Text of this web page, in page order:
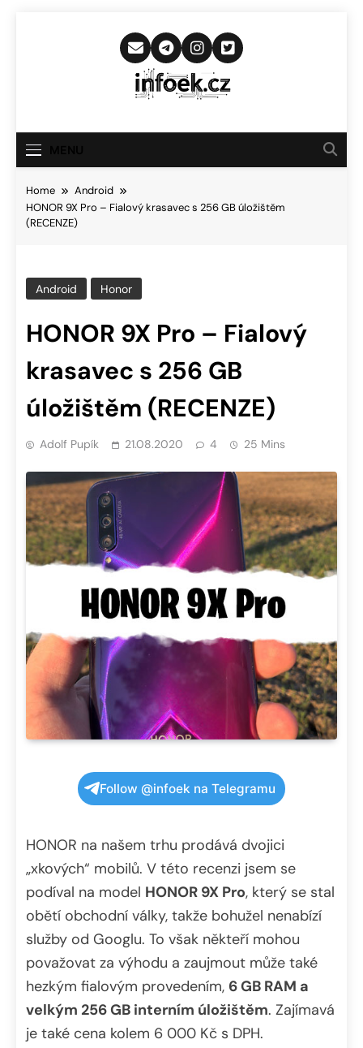
Infoek.cz
Novinkám
Home
Android
HONOR 9X Pro – Fialový krasavec s 256 GB úložištěm
(RECENZE)
Android Honor
HONOR 9X Pro – Fialový
krasavec s 256 GB
úložištěm (RECENZE)
Adolf Pupík 21.08.2020 4 25 Mins
Follow @infoek na Telegramu
HONOR na našem trhu prodává dvojici
„xkových“ mobilů. V této recenzi jsem se
podíval na model HONOR 9X Pro, který se stal
obětí obchodní války, takže bohužel nenabízí
služby od Googlu. To však někteří mohou
považovat za výhodu a zaujmout může také
hezkým fialovým provedením, 6 GB RAM a
velkým 256 GB interním úložištěm. Zajímavá
je také cena kolem 6 000 Kč s DPH.